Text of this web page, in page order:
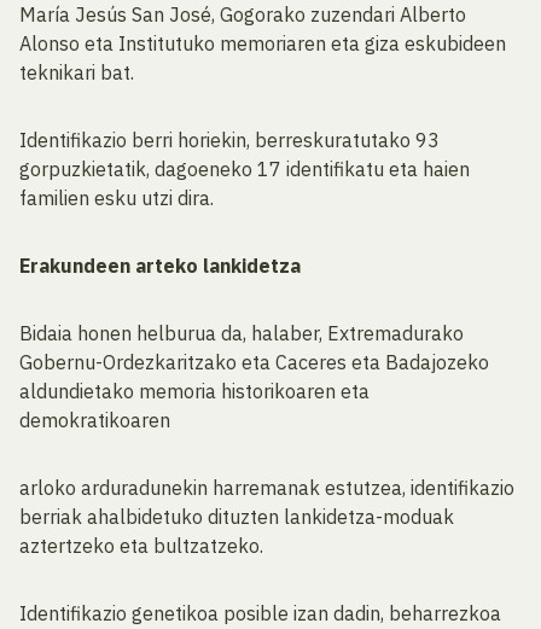
María Jesús San José, Gogorako zuzendari Alberto
Alonso eta Institutuko memoriaren eta giza eskubideen
teknikari bat.
Identifikazio berri horiekin, berreskuratutako 93
gorpuzkietatik, dagoeneko 17 identifikatu eta haien
familien esku utzi dira.
Erakundeen arteko lankidetza
Bidaia honen helburua da, halaber, Extremadurako
Gobernu-Ordezkaritzako eta Caceres eta Badajozeko
aldundietako memoria historikoaren eta
demokratikoaren
arloko arduradunekin harremanak estutzea, identifikazio
berriak ahalbidetuko dituzten lankidetza-moduak
aztertzeko eta bultzatzeko.
Identifikazio genetikoa posible izan dadin, beharrezkoa